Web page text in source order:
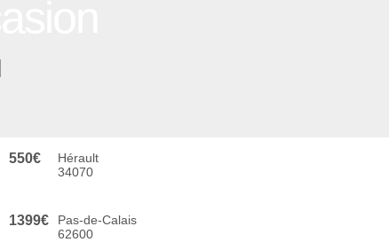
550€
Hérault
34070
1399€
Pas-de-Calais
62600